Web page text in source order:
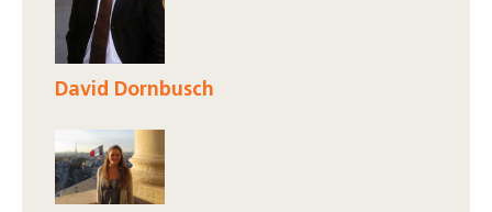
David Dornbusch